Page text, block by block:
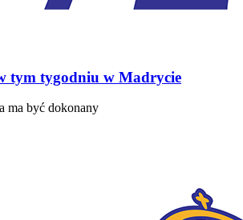
tym tygodniu w Madrycie
ma być dokonany